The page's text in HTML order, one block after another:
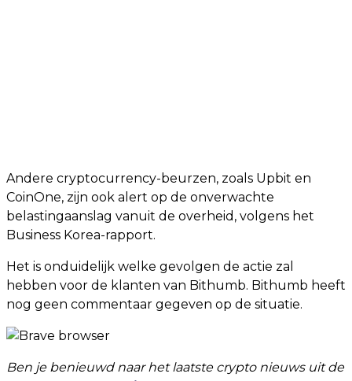
Andere cryptocurrency-beurzen, zoals Upbit en
CoinOne, zijn ook alert op de onverwachte
belastingaanslag vanuit de overheid, volgens het
Business Korea-rapport.
Het is onduidelijk welke gevolgen de actie zal
hebben voor de klanten van Bithumb. Bithumb heeft
nog geen commentaar gegeven op de situatie.
Ben je benieuwd naar het laatste crypto nieuws uit de